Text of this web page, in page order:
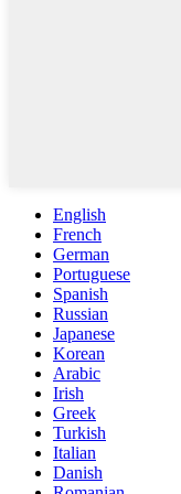
English
French
German
Portuguese
Spanish
Russian
Japanese
Korean
Arabic
Irish
Greek
Turkish
Italian
Danish